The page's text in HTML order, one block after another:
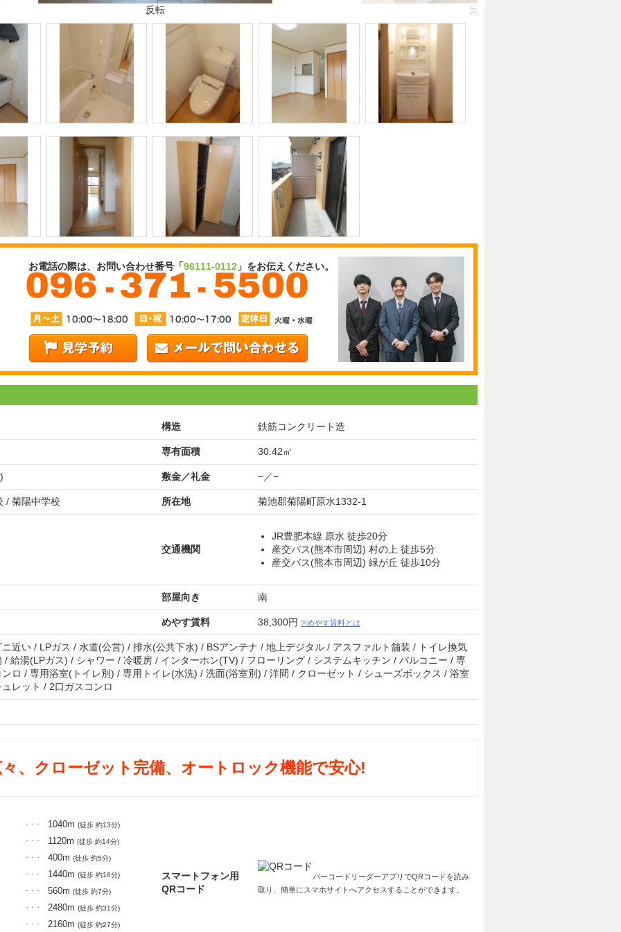
反転 反転
お電話の際は、お問い合わせ番号「96111-0112 」をお伝えください。
構造 鉄筋コンクリート造
専有面積 30.42㎡
敷金／礼金 −／−
/ 菊陽中学校 所在地 菊池郡菊陽町原水1332-1
交通機関
JR豊肥本線 原水 徒歩20分
産交バス(熊本市周辺) 村の上 徒歩5分
産交バス(熊本市周辺) 緑が丘 徒歩10分
部屋向き 南
めやす賃料 38,300円 ※めやす賃料とは
近い / LPガス / 水道(公営) / 排水(公共下水) / BSアンテナ / 地上デジタル / アスファルト舗装 / トイレ換気
/ 給湯(LPガス) / シャワー / 冷暖房 / インターホン(TV) / フローリング / システムキッチン / バルコニー / 専
ロ / 専用浴室(トイレ別) / 専用トイレ(水洗) / 洗面(浴室別) / 洋間 / クローゼット / シューズボックス / 浴室
レット / 2口ガスコンロ
、クローゼット完備、オートロック機能で安心!
・・・ 1040m (徒歩 約13分)
・・・ 1120m (徒歩 約14分)
・・・ 400m (徒歩 約5分)
・・・ 1440m (徒歩 約18分)
・・・ 560m (徒歩 約7分)
・・・ 2480m (徒歩 約31分)
・・・ 2160m (徒歩 約27分)
スマートフォン用
QRコード
バーコードリーダーアプリでQRコードを読み
取り、簡単にスマホサイトへアクセスすることができます。